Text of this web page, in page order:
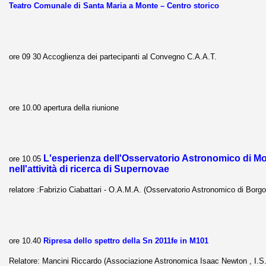
Teatro Comunale di Santa Maria a Monte – Centro storico
ore 09 30 Accoglienza dei partecipanti al Convegno C.A.A.T.
ore 10.00 apertura della riunione
ore 10.05 L'esperienza dell'Osservatorio Astronomico di
nell'attività di ricerca di Supernovae
relatore :Fabrizio Ciabattari - O.A.M.A. (Osservatorio Astronomico di
ore 10.40 Ripresa dello spettro della Sn 2011fe in M101
Relatore: Mancini Riccardo (Associazione Astronomica Isaac Newton ,